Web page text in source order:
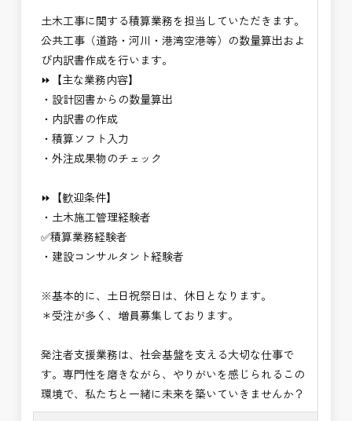
の環境で、私たちと一緒に未来を築いていきません
か？
その他支給条件の詳細については、問い合わせくだ
さい。
■勤務地について、ご希望のある方は別途ご相談く
ださい。
国土交通省、地方自治体
（東北地方、関東地方、中部地方、近畿地方など）
■発注者支援業務＜希望する業務をお選びくださ
・＜急募＞工事監督支援業務
・＜急募＞資料作成業務
・NEXCO（ネクスコ）施工管理
・NEXCO（ネクスコ）点検業務
・電気工事監督支援業務
・積算技術業務
修正など）
・河川巡視支援業務
・道路許認可審査・適正化指導業務
土木工事に関する積算業務を担当していただきます。
公共工事（道路・河川・港湾空港等）の数量算出およ
び内訳書作成を行います。
⏩【主な業務内容】
・設計図書からの数量算出
・内訳書の作成
・積算ソフト入力
・外注成果物のチェック
⏩【歓迎条件】
・土木施工管理経験者
✅積算業務経験者
・建設コンサルタント経験者
※基本的に、土日祝祭日は、休日となります。
＊受注が多く、増員募集しております。
発注者支援業務は、社会基盤を支える大切な仕事で
す。専門性を磨きながら、やりがいを感じられるこの
環境で、私たちと一緒に未来を築いていきませんか？